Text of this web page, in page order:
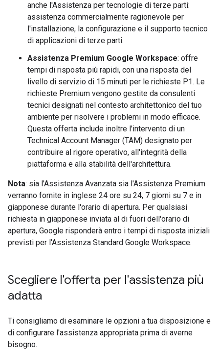
anche l'Assistenza per tecnologie di terze parti:
assistenza commercialmente ragionevole per
l'installazione, la configurazione e il supporto tecnico
di applicazioni di terze parti.
Assistenza Premium Google Workspace: offre
tempi di risposta più rapidi, con una risposta del
livello di servizio di 15 minuti per le richieste P1. Le
richieste Premium vengono gestite da consulenti
tecnici designati nel contesto architettonico del tuo
ambiente per risolvere i problemi in modo efficace.
Questa offerta include inoltre l'intervento di un
Technical Account Manager (TAM) designato per
contribuire al rigore operativo, all'integrità della
piattaforma e alla stabilità dell'architettura.
Nota: sia l'Assistenza Avanzata sia l'Assistenza Premium
verranno fornite in inglese 24 ore su 24, 7 giorni su 7 e in
giapponese durante l'orario di apertura. Per qualsiasi
richiesta in giapponese inviata al di fuori dell'orario di
apertura, Google risponderà entro i tempi di risposta iniziali
previsti per l'Assistenza Standard Google Workspace.
Scegliere l'offerta per l'assistenza più
adatta
Ti consigliamo di esaminare le opzioni a tua disposizione e
di configurare l'assistenza appropriata prima di averne
bisogno.